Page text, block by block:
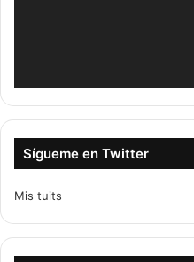
Sígueme en Twitter
Mis tuits